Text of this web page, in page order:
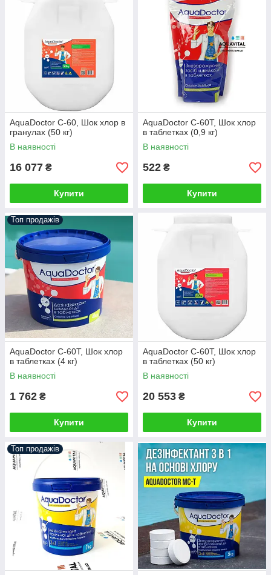
AquaDoctor С-60, Шок хлор в
гранулах (50 кг)
В наявності
16 077 ₴
Купити
AquaDoctor C-60T, Шок хлор
в таблетках (0,9 кг)
В наявності
522 ₴
Купити
Топ продажів
AquaDoctor C-60T, Шок хлор
в таблетках (4 кг)
В наявності
1 762 ₴
Купити
AquaDoctor C-60T, Шок хлор
в таблетках (50 кг)
В наявності
20 553 ₴
Купити
Топ продажів